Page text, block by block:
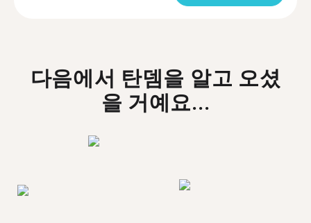
다음에서 탄뎀을 알고 오셨
을 거예요...